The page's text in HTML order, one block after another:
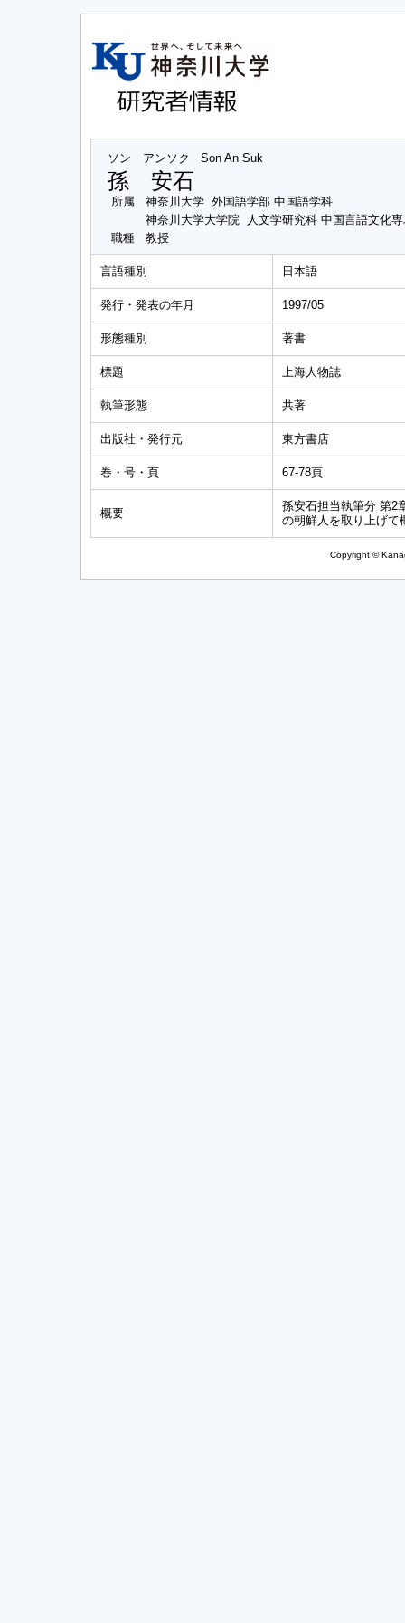
ソン アンソク Son An Suk
孫 安石
所属
神奈川大学 外国語学部 中国語学科
神奈川大学大学院 人文学研究科 中国言語文化
職種
教授
言語種別 日本語
発行・発表の年月 1997/05
形態種別 著書
標題 上海人物誌
執筆形態 共著
出版社・発行元 東方書店
巻・号・頁 67-78頁
概要
孫安石担当執筆分 第2
の朝鮮人を取り上げて
Copyright ©